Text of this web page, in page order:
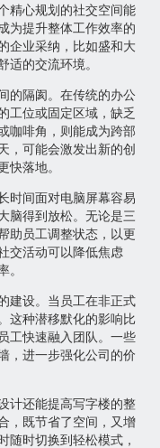
精心规划的社交空间能
为提升整体工作效率的
企业采纳，比如盛和大
适的交流环境。
的隔阂。在传统的办公
工位或固定区域，缺乏
咖啡角，则能成为跨部
，可能会激发出新的创
快落地。
时间面对电脑屏幕容易
脑得到放松。无论是三
助员工调整状态，以更
交活动可以降低焦虑
。
建设。当员工在非正式
这种潜移默化的影响比
工快速融入团队。一些
，进一步强化公司的价
计还能提高写字楼的整
，既节省了空间，又增
随时切换到轻松模式，